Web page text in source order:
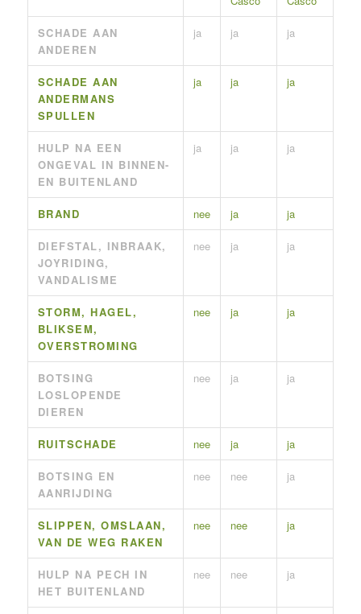
SCHADE AAN
ANDEREN
ja ja ja
SCHADE AAN
ANDERMANS
SPULLEN
ja ja ja
HULP NA EEN
ONGEVAL IN BINNEN-
EN BUITENLAND
ja ja ja
BRAND nee ja ja
DIEFSTAL, INBRAAK,
JOYRIDING,
VANDALISME
nee ja ja
STORM, HAGEL,
BLIKSEM,
OVERSTROMING
nee ja ja
BOTSING
LOSLOPENDE
DIEREN
nee ja ja
RUITSCHADE nee ja ja
BOTSING EN
AANRIJDING
nee nee ja
SLIPPEN, OMSLAAN,
VAN DE WEG RAKEN
nee nee ja
HULP NA PECH IN
HET BUITENLAND
nee nee ja